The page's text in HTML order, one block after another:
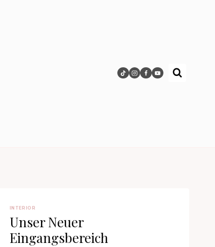
INTERIOR
Unser Neuer
Eingangsbereich